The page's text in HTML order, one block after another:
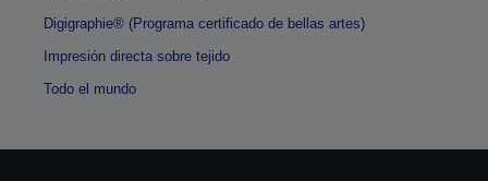
Digigraphie® (Programa certificado de bellas artes)
Impresión directa sobre tejido
Todo el mundo